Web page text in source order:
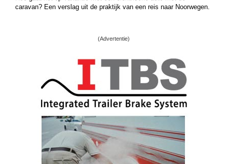
caravan? Een verslag uit de praktijk van een reis naar Noorwegen.
(Advertentie)